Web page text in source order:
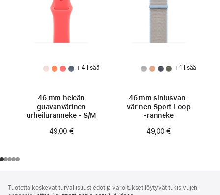
+ 4 lisää
46 mm heleän
guavan­värinen
urheiluranneke - S/M
49,00 €
+ 1 lisää
46 mm siniusvan­
värinen Sport Loop
‑ranneke
49,00 €
Tuotetta koskevat turvallisuustiedot ja varoitukset löytyvät tukisivujen